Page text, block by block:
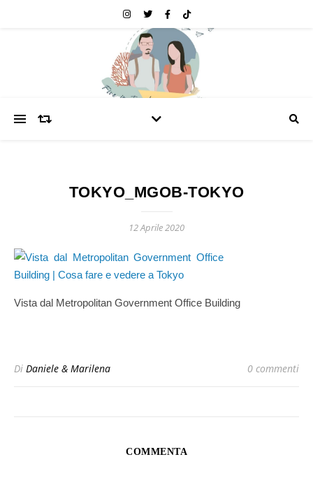
TOKYO_MGOB-TOKYO
12 Aprile 2020
Vista dal Metropolitan Government Office Building
Di Daniele & Marilena 0 commenti
COMMENTA